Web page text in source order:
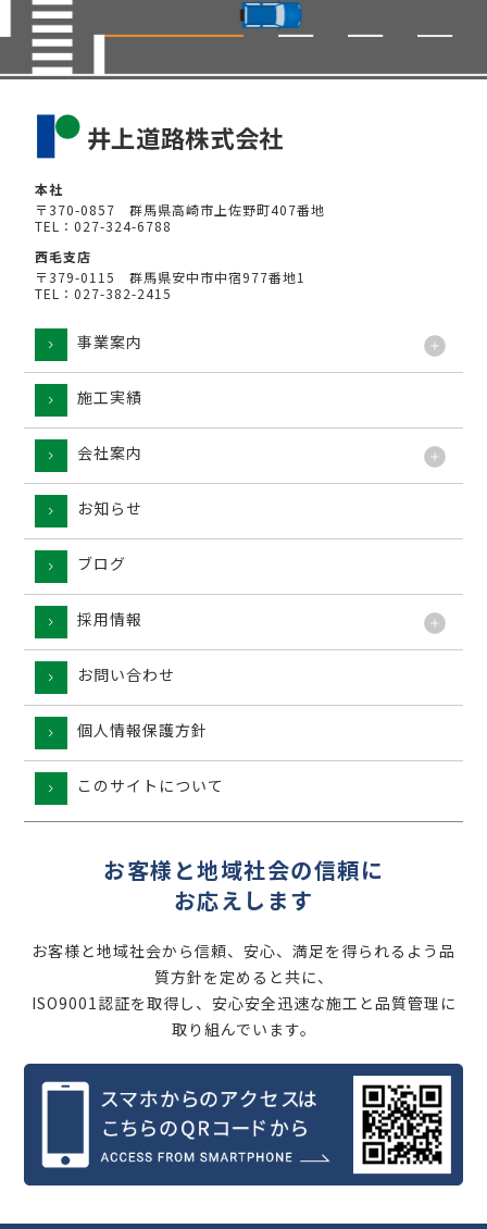
本社
〒370-0857 群馬県高崎市上佐野町407番地
TEL：027-324-6788
西毛支店
〒379-0115 群馬県安中市中宿977番地1
TEL：027-382-2415
事業案内
施工実績
会社案内
お知らせ
ブログ
採用情報
お問い合わせ
個人情報保護方針
このサイトについて
お客様と地域社会の信頼に
お応えします
お客様と地域社会から信頼、安心、満足を得られるよう品
質方針を定めると共に、
ISO9001認証を取得し、安心安全迅速な施工と品質管理に
取り組んでいます。